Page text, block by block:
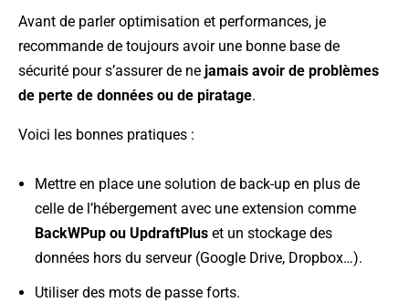
Avant de parler optimisation et performances, je
recommande de toujours avoir une bonne base de
sécurité pour s’assurer de ne jamais avoir de problèmes
de perte de données ou de piratage.
Voici les bonnes pratiques :
Mettre en place une solution de back-up en plus de
celle de l’hébergement avec une extension comme
BackWPup ou UpdraftPluset un stockage des
données hors du serveur (Google Drive, Dropbox…).
Utiliser des mots de passe forts.